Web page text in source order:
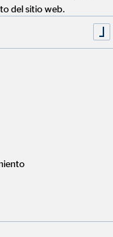
de Instituciones
anual de los
ha sido del
según el tipo de
del sitio web.